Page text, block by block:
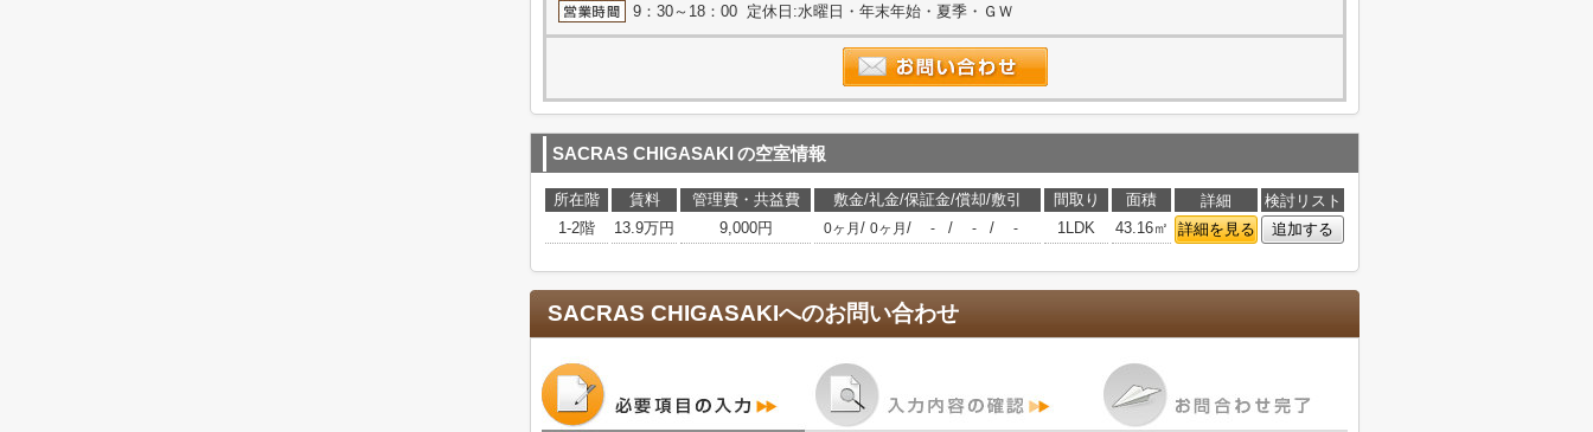
9：30～18：00 定休日:水曜日・年末年始・夏季・ＧＷ
SACRAS CHIGASAKI の空室情報
所在階 賃料 管理費・共益費 敷金/礼金/保証金/償却/敷引 間取り 面積 詳細
検討リスト
1-2階
13.9万円 9,000円 0ヶ月 / 0ヶ月 / - / - / - 1LDK 43.16㎡ 詳細を見る 追加する
SACRAS CHIGASAKIへのお問い合わせ